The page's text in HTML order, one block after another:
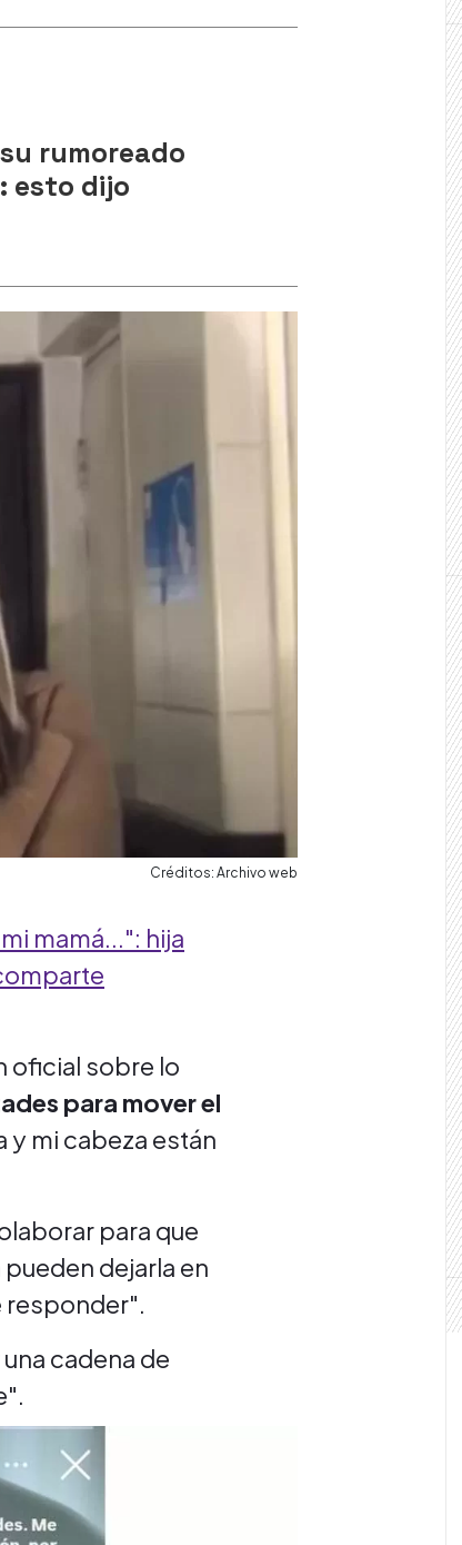
rumoreado
esto dijo
Créditos: Archivo web
mamá...": hija
oficial sobre lo
para mover el
y mi cabeza están
para que
dejarla en
responder".
cadena de